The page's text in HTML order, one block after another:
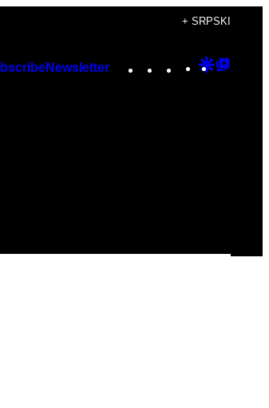
+ SRPSKI
Newsletter Instagram
TikTok
YouTube
Google